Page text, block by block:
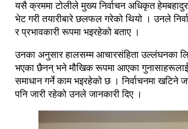
यसै क्रममा टोलीले मुख्य निर्वाचन अधिकृत
भेट गरी तयारीबारे छलफल गरेको थियो । उनले
र प्रभावकारी रूपमा भइरहेको बताए ।
उनका अनुसार हालसम्म आचारसंहिता उल्लंघनका
भएका छैनन् भने मौखिक रूपमा आएका
समाधान गर्ने काम भइरहेको छ । निर्वाचनमा खटिने
पनि जारी रहेको उनले जानकारी दिए ।